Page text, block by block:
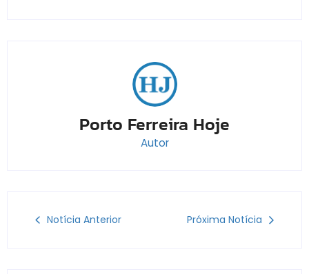
Porto Ferreira Hoje
Autor
Notícia Anterior Próxima Notícia